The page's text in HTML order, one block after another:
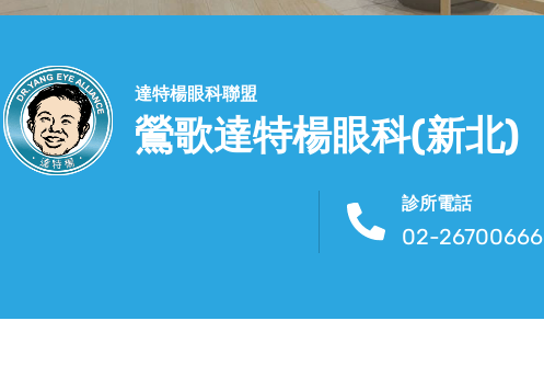
達特楊眼科聯盟
鶯歌達特楊眼科(新北)
診所電話
02-26700666